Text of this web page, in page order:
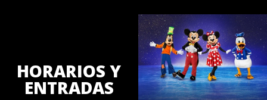
HORARIOS Y
ENTRADAS